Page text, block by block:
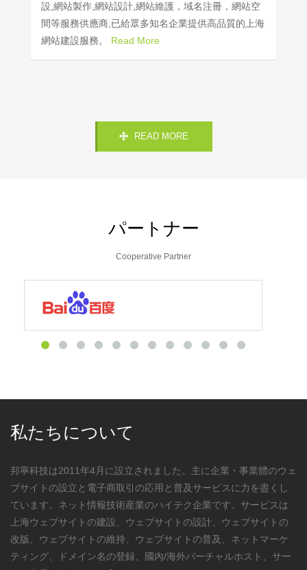
設,網站製作,網站設計,網站維護，域名注冊，網站空
間等服務供應商,已給眾多知名企業提供高品質的上海
網站建設服務。 Read More
READ MORE
パートナー
Cooperative Partner
私たちについて
邦寧科技は2011年4月に設立されました。主に企業・事業體のウェ
ブサイトの設立と電子商取引の応用と普及サービスに力を盡くし
ています。ネット情報技術産業のハイテク企業です。サービスは
上海ウェブサイトの建設、ウェブサイトの設計、ウェブサイトの
改版、ウェブサイトの維持、ウェブサイトの普及、ネットマーケ
ティング、ドメイン名の登録、國內/海外バーチャルホスト、サー